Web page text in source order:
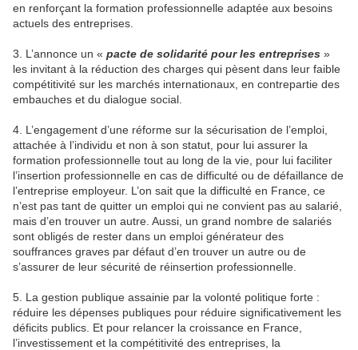
en renforçant la formation professionnelle adaptée aux besoins
actuels des entreprises.
3. L’annonce un « pacte de solidarité pour les entreprises »
les invitant à la réduction des charges qui pèsent dans leur faible
compétitivité sur les marchés internationaux, en contrepartie des
embauches et du dialogue social.
4. L’engagement d’une réforme sur la sécurisation de l’emploi,
attachée à l’individu et non à son statut, pour lui assurer la
formation professionnelle tout au long de la vie, pour lui faciliter
l’insertion professionnelle en cas de difficulté ou de défaillance de
l’entreprise employeur. L’on sait que la difficulté en France, ce
n’est pas tant de quitter un emploi qui ne convient pas au salarié,
mais d’en trouver un autre. Aussi, un grand nombre de salariés
sont obligés de rester dans un emploi générateur des
souffrances graves par défaut d’en trouver un autre ou de
s’assurer de leur sécurité de réinsertion professionnelle.
5. La gestion publique assainie par la volonté politique forte :
réduire les dépenses publiques pour réduire significativement les
déficits publics. Et pour relancer la croissance en France,
l’investissement et la compétitivité des entreprises, la